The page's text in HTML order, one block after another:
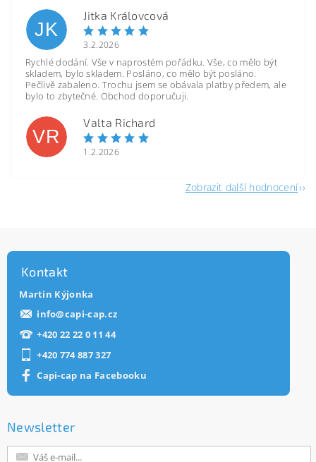
JK
Jitka Královcová
3.2.2026
Rychlé dodání. Vše v naprostém pořádku. Vše, co mělo být
skladem, bylo skladem. Posláno, co mělo být posláno.
Pečlivě zabaleno. Trochu jsem se obávala platby předem, ale
bylo to zbytečné. Obchod doporučuji.
VR
Valta Richard
1.2.2026
Zobrazit další hodnocení
Kontakt
Martin Kýjonka
info@capi-cap.cz
+420 22 22 0 11 44
+420 774 887 327
Capi-cap na Facebooku
Newsletter